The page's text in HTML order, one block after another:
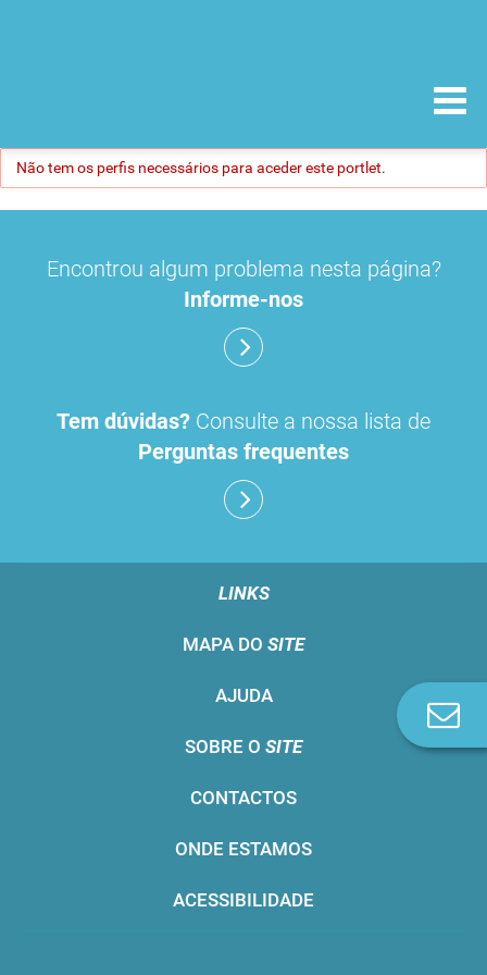
Não tem os perfis necessários para aceder este portlet.
Encontrou algum problema nesta página?
Informe-nos
Tem dúvidas? Consulte a nossa lista de
Perguntas frequentes
LINKS
MAPA DO SITE
AJUDA
SOBRE O SITE
CONTACTOS
ONDE ESTAMOS
ACESSIBILIDADE